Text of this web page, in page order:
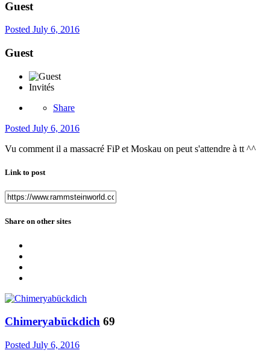
Guest
Posted July 6, 2016
Guest
Invités
Share
Posted July 6, 2016
Vu comment il a massacré FiP et Moskau on peut s'attendre à tt ^^
Link to post
Share on other sites
Chimeryabückdich 69
Posted July 6, 2016